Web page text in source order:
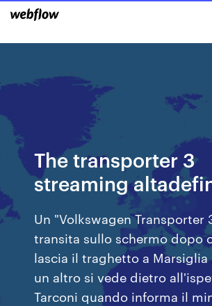
The transporter 3
streaming
Un "Volkswagen Transporter
transita sullo schermo dopo
lascia il traghetto a Marsiglia
un altro si vede dietro
Tarconi quando informa il